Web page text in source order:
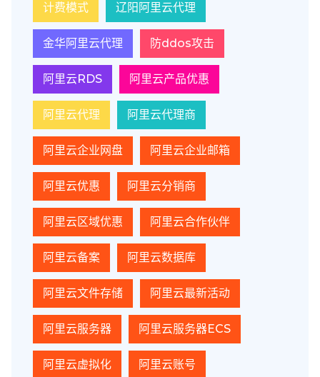
计费模式 辽阳阿里云代理
金华阿里云代理 防ddos攻击
阿里云RDS 阿里云产品优惠
阿里云代理 阿里云代理商
阿里云企业网盘 阿里云企业邮箱
阿里云优惠 阿里云分销商
阿里云区域优惠 阿里云合作伙伴
阿里云备案 阿里云数据库
阿里云文件存储 阿里云最新活动
阿里云服务器 阿里云服务器ECS
阿里云虚拟化 阿里云账号